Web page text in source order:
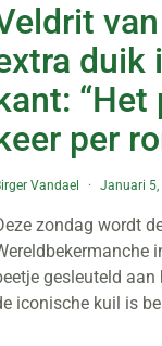
duik
“Het
per
Vandael Januari 5,
zondag wordt
gesleuteld
iconische kuil is